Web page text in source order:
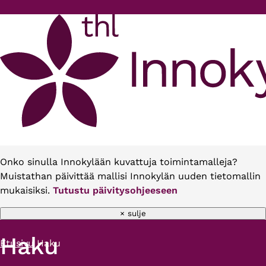
Onko sinulla Innokylään kuvattuja toimintamalleja?
Muistathan päivittää mallisi Innokylän uuden tietomallin
mukaisiksi. Tutustu päivitysohjeeseen
× sulje
Murupolku
Etusivu Haku
Haku